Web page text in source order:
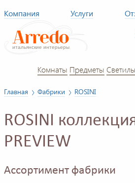
Компания Услуги
Комнаты Предметы
Главная Фабрики ROSINI
ROSINI
PREVIEW
Ассортимент фабрики